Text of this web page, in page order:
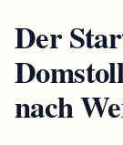
Der
nach